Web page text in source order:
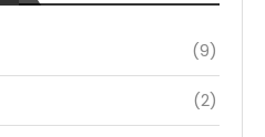
(9)
(2)